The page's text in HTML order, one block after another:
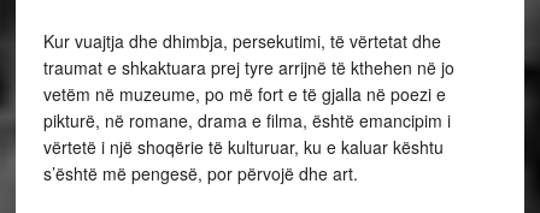
Kur vuajtja dhe dhimbja, persekutimi, të vërtetat dhe
traumat e shkaktuara prej tyre arrijnë të kthehen në jo
vetëm në muzeume, po më fort e të gjalla në poezi e
pikturë, në romane, drama e filma, është emancipim i
vërtetë i një shoqërie të kulturuar, ku e kaluar kështu
s’është më pengesë, por përvojë dhe art.